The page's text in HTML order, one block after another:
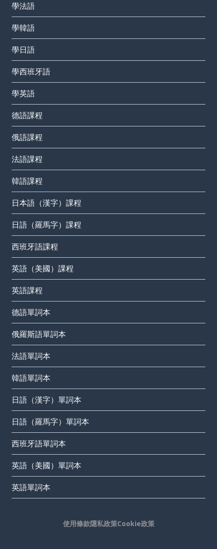
學法語
學韓語
學日語
學西班牙語
學英語
德語課程
俄語課程
法語課程
韓語課程
日本語（漢字）課程
日語（羅馬字）課程
西班牙語課程
英語（美國）課程
英語課程
德語單詞本
俄羅斯語單詞本
法語單詞本
韓語單詞本
日語（漢字）單詞本
日語（羅馬字）單詞本
西班牙語單詞本
英語（美國）單詞本
英語單詞本
使用條款隱私政策Cookie政策